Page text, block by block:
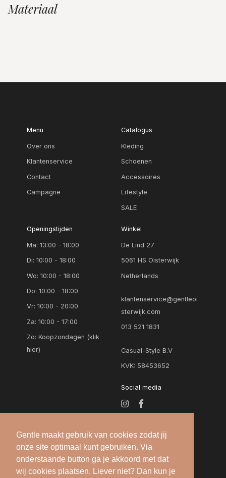
Gentle maakt gebruik van cookies zodat jij
onze site optimaal kunt gebruiken. Via
onderstaande button ga je akkoord met dat
wij cookies plaatsen. Liever niet? Dan kun je
Materiaal
Menu
Over ons
Klantenservice
Contact
Campagne
Catalogus
Kleding
Schoenen
Accessoires
Lifestyle
SALE
Openingstijden
Ma: 13:00 - 18:00
Di: 10:00 - 18:00
Wo: 10:00 - 18:00
Do: 10:00 - 18:00
Vr: 10:00 - 20:00
Za: 10:00 - 17:00
Zo:Koopzondagen (klik
hier)
Winkel
De Lind 27
5061 HS Oisterwijk
Netherlands
klantenservice@gentleoi
sterwijk.com
013 521 1831
Casual-Style B.V
KVK: 58453652
Social media